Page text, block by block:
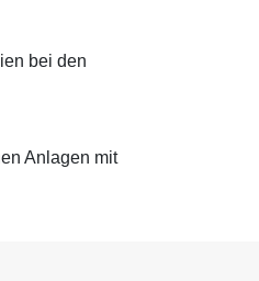
bei den
Anlagen mit